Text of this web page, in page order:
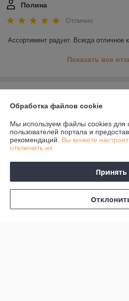
Полина
Отлично
Ассортимент радует. Всегда отличное
Показать все
Доставка и оплата
График работы
Политика обработки cookies
Обработка файлов cookie
Мы используем файлы cookies для
пользователей портала и
рекомендаций. Вы можете
отключить их.
Принять